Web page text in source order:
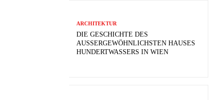
ARCHITEKTUR
DIE GESCHICHTE DES
AUSSERGEWÖHNLICHSTEN HAUSES H
UNDERTWASSERS IN WIEN